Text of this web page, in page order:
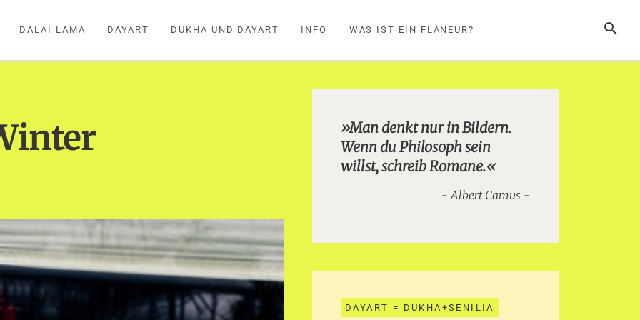
SUCHE
DALAI LAMA DAYART DUKHA UND DAYART INFO WAS IST EIN FLANEUR?
»Man denkt nur in Bildern.
Wenn du Philosoph sein
willst, schreib Romane.«
Albert Camus
DAYART = DUKHA+SENILIA